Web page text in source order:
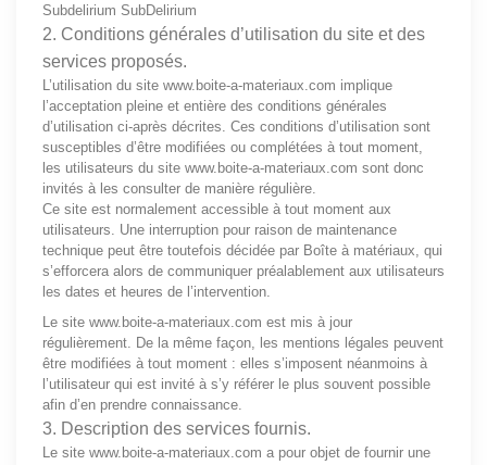
Subdelirium SubDelirium
2. Conditions générales d’utilisation du site et des
services proposés.
L’utilisation du site www.boite-a-materiaux.com implique
l’acceptation pleine et entière des conditions générales
d’utilisation ci-après décrites. Ces conditions d’utilisation sont
susceptibles d’être modifiées ou complétées à tout moment,
les utilisateurs du site www.boite-a-materiaux.com sont donc
invités à les consulter de manière régulière.
Ce site est normalement accessible à tout moment aux
utilisateurs. Une interruption pour raison de maintenance
technique peut être toutefois décidée par Boîte à matériaux, qui
s’efforcera alors de communiquer préalablement aux utilisateurs
les dates et heures de l’intervention.
Le site www.boite-a-materiaux.com est mis à jour
régulièrement. De la même façon, les mentions légales peuvent
être modifiées à tout moment : elles s’imposent néanmoins à
l’utilisateur qui est invité à s’y référer le plus souvent possible
afin d’en prendre connaissance.
3. Description des services fournis.
Le site www.boite-a-materiaux.com a pour objet de fournir une